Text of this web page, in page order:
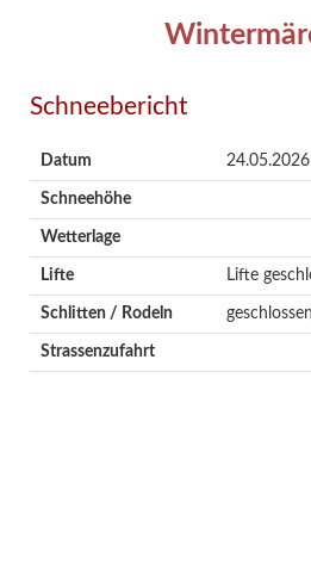
Schneebericht
Datum
Schneehöhe
Wetterlage
Lifte Lifte
Schlitten / Rodeln
Strassenzufahrt